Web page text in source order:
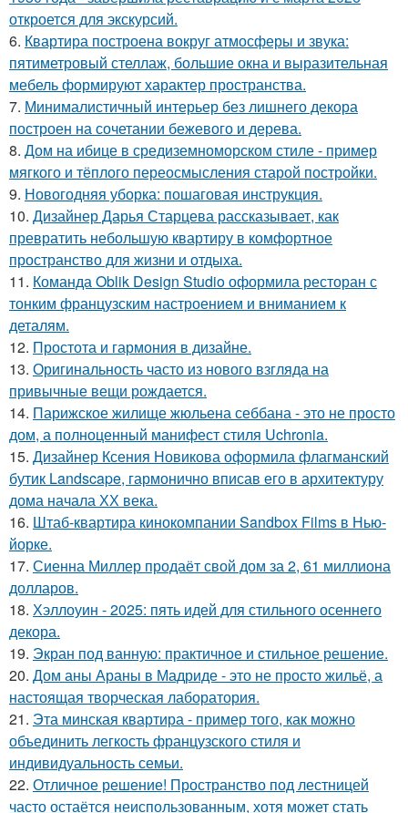
откроется для экскурсий.
6. Квартира построена вокруг атмосферы и звука:
пятиметровый стеллаж, большие окна и выразительная
мебель формируют характер пространства.
7. Минималистичный интерьер без лишнего декора
построен на сочетании бежевого и дерева.
8. Дом на ибице в средиземноморском стиле - пример
мягкого и тёплого переосмысления старой постройки.
9. Новогодняя уборка: пошаговая инструкция.
10. Дизайнер Дарья Старцева рассказывает, как
превратить небольшую квартиру в комфортное
пространство для жизни и отдыха.
11. Команда Oblik Design Studio оформила ресторан с
тонким французским настроением и вниманием к
деталям.
12. Простота и гармония в дизайне.
13. Оригинальность часто из нового взгляда на
привычные вещи рождается.
14. Парижское жилище жюльена себбана - это не просто
дом, а полноценный манифест стиля Uchronia.
15. Дизайнер Ксения Новикова оформила флагманский
бутик Landscape, гармонично вписав его в архитектуру
дома начала ХХ века.
16. Штаб-квартира кинокомпании Sandbox Films в Нью-
йорке.
17. Сиенна Миллер продаёт свой дом за 2, 61 миллиона
долларов.
18. Хэллоуин - 2025: пять идей для стильного осеннего
декора.
19. Экран под ванную: практичное и стильное решение.
20. Дом аны Араны в Мадриде - это не просто жильё, а
настоящая творческая лаборатория.
21. Эта минская квартира - пример того, как можно
объединить легкость французского стиля и
индивидуальность семьи.
22. Отличное решение! Пространство под лестницей
часто остаётся неиспользованным, хотя может стать